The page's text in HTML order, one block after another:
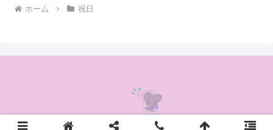
ホーム 祝日
© 2020 かんの耳鼻咽喉科クリニック.